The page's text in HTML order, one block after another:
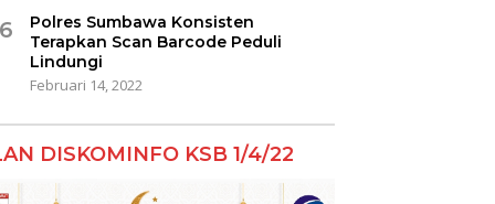
Polres Sumbawa Konsisten
Terapkan Scan Barcode Peduli
Lindungi
Februari 14, 2022
DISKOMINFO KSB 1/4/22